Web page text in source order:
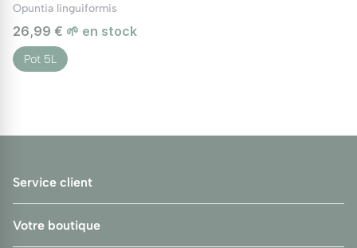
Opuntia linguiformis
26,99 € 🌱 en stock
Pot 5L
Service client
Votre boutique